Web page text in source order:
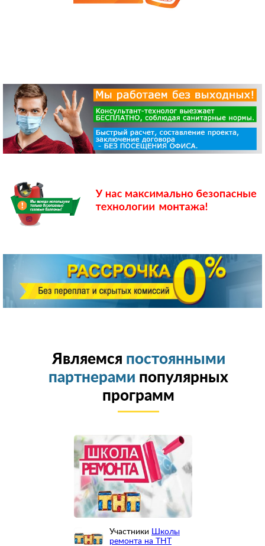
Являемся постоянными
партнерами популярных
программ
Участники Школы
ремонта на ТНТ